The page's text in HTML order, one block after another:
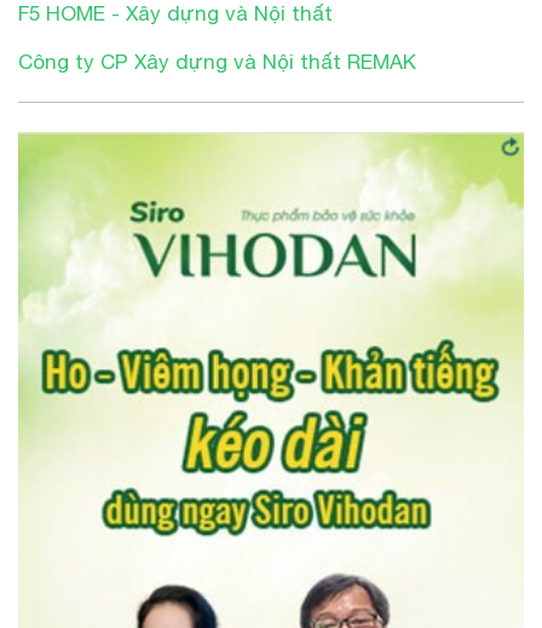
F5 HOME - Xây dựng và Nội thất
Công ty CP Xây dựng và Nội thất REMAK